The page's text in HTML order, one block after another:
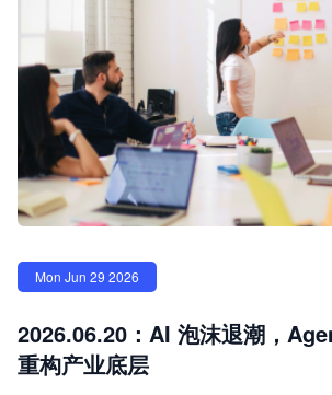
Mon Jun 29 2026
2026.06.20：AI 泡沫退潮，
重构产业底层